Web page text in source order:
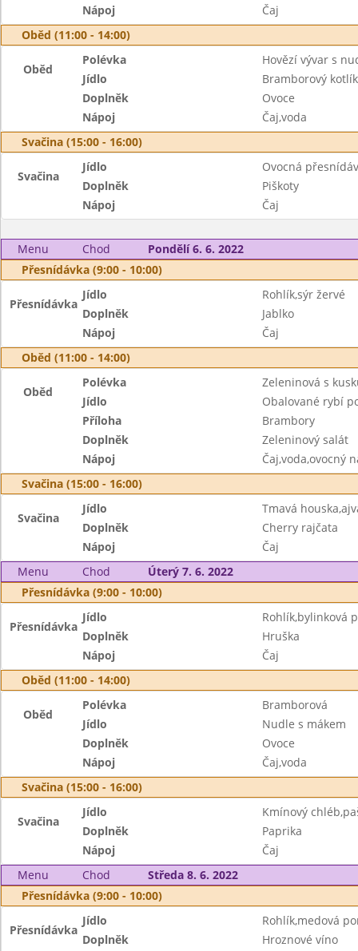
Nápoj
Čaj
Oběd (11:00 - 14:00)
Oběd
Polévka
Hovězí vývar s
Jídlo
Bramborový kotlík
Doplněk
Ovoce
Nápoj
Čaj,voda
Svačina (15:00 - 16:00)
Svačina
Jídlo
Ovocná
Doplněk
Piškoty
Nápoj
Čaj
Menu Chod
Pondělí 6. 6. 2022
Přesnídávka (9:00 - 10:00)
Přesnídávka
Jídlo
Rohlík,sýr žervé
Doplněk
Jablko
Nápoj
Čaj
Oběd (11:00 - 14:00)
Oběd
Polévka
Zeleninová s
Jídlo
Obalované rybí
Příloha
Brambory
Doplněk
Zeleninový salát
Nápoj
Čaj,voda,ovocný
Svačina (15:00 - 16:00)
Svačina
Jídlo
Tmavá
Doplněk
Cherry rajčata
Nápoj
Čaj
Menu
Chod
Úterý 7. 6. 2022
Přesnídávka (9:00 - 10:00)
Přesnídávka
Jídlo
Rohlík,bylinková
Doplněk
Hruška
Nápoj
Čaj
Oběd (11:00 - 14:00)
Oběd
Polévka
Bramborová
Jídlo
Nudle s mákem
Doplněk
Ovoce
Nápoj
Čaj,voda
Svačina (15:00 - 16:00)
Svačina
Jídlo
Kmínový
Doplněk
Paprika
Nápoj
Čaj
Menu
Chod
Středa 8. 6. 2022
Přesnídávka (9:00 - 10:00)
Přesnídávka
Jídlo
Rohlík,medová
Doplněk
Hroznové víno